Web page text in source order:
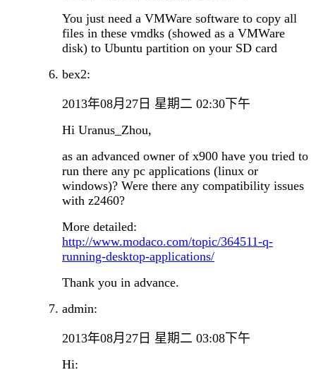
You just need a VMWare software to copy all
files in these vmdks (showed as a VMWare
disk) to Ubuntu partition on your SD card
bex2:
2013年08月27日 星期二 02:30下午
Hi Uranus_Zhou,
as an advanced owner of x900 have you tried to
run there any pc applications (linux or
windows)? Were there any compatibility issues
with z2460?
More detailed:
http://www.modaco.com/topic/364511-q-
running-desktop-applications/
Thank you in advance.
admin:
2013年08月27日 星期二 03:08下午
Hi: